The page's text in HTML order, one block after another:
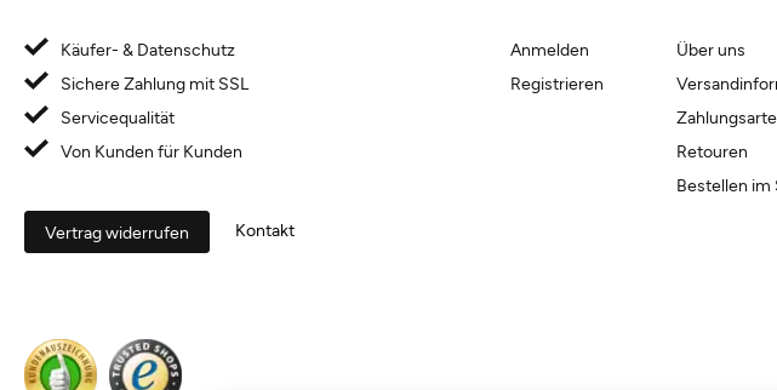
Anmelden
Registrieren
Über uns
Retouren
Bestellen im
Käufer- & Datenschutz
Sichere Zahlung mit SSL
Servicequalität
Von Kunden für Kunden
Vertrag widerrufen Kontakt